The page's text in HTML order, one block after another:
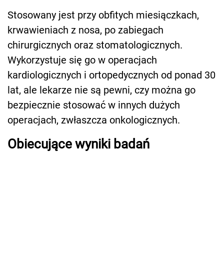
Stosowany jest przy obfitych miesiączkach,
krwawieniach z nosa, po zabiegach
chirurgicznych oraz stomatologicznych.
Wykorzystuje się go w operacjach
kardiologicznych i ortopedycznych od ponad 30
lat, ale lekarze nie są pewni, czy można go
bezpiecznie stosować w innych dużych
operacjach, zwłaszcza onkologicznych.
Obiecujące wyniki badań